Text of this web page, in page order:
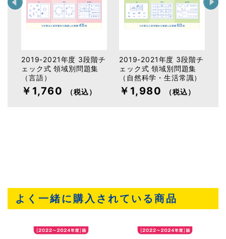
2019-2021年度 3段階チ
ェック式 領域別問題集
（言語）
￥1,760 （税込）
2019-2021年度 3段階チ
ェック式 領域別問題集
（自然科学・生活常識）
￥1,980 （税込）
よく一緒に購入されている商品